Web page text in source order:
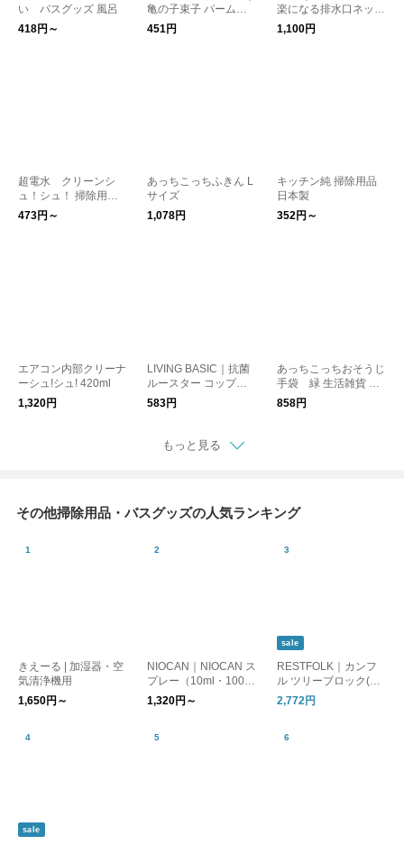
い バスグッズ 風呂
418円～
亀の子束子 パームチ
ビッコ 掃除用品 日本
451円
楽になる排水口ネット
ホルダー バスグッズ
掃除用品 日本製
1,100円
超電水 クリーンシ
ュ！シュ！ 掃除用品
キッチン用品 生活雑
貨 日本製 除菌 洗浄
473円～
あっちこっちふきん L
サイズ
1,078円
キッチン純 掃除用品
日本製
352円～
エアコン内部クリーナ
ーシュ!シュ! 420ml
1,320円
LIVING BASIC｜抗菌
ルースター コップ・
ボトル洗い 掃除用品
583円
あっちこっちおそうじ
手袋 緑 生活雑貨 掃
除用品
858円
もっと見る
その他掃除用品・バスグッズの人気ランキング
きえーる | 加湿器・空
気清浄機用
1,650円～
NIOCAN｜NIOCAN ス
プレー（10ml・100m
l・500ml・詰め替え1
000ml）
1,320円～
sale
RESTFOLK｜カンフ
ル ツリーブロック(24
個入り)/防虫剤/防臭剤
2,772円
sale